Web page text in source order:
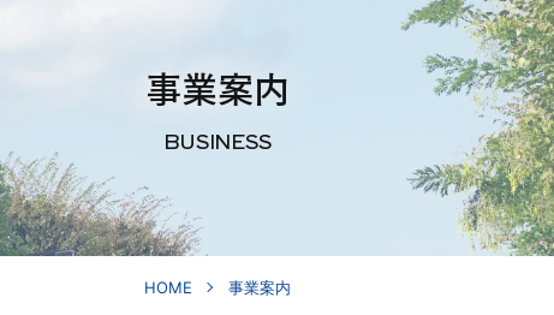
事業案内
BUSINESS
HOME 事業案内